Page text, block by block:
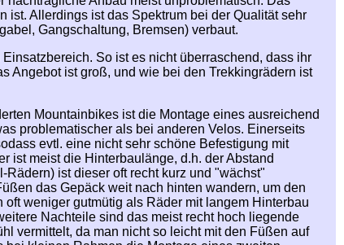
ist. Allerdings ist das Spektrum bei der Qualität sehr
Gangschaltung, Bremsen) verbaut.
So ist es nicht überraschend, dass ihr
Angebot ist groß, und wie bei den Trekkingrädern ist
Mountainbikes ist die Montage eines ausreichend
problematischer als bei anderen Velos. Einerseits
evtl. eine nicht sehr schöne Befestigung mit
ist meist die Hinterbaulänge, d.h. der Abstand
ist dieser oft recht kurz und "wächst"
das Gepäck weit nach hinten wandern, um den
weniger gutmütig als Räder mit langem Hinterbau
Nachteile sind das meist recht hoch liegende
vermittelt, da man nicht so leicht mit den Füßen auf